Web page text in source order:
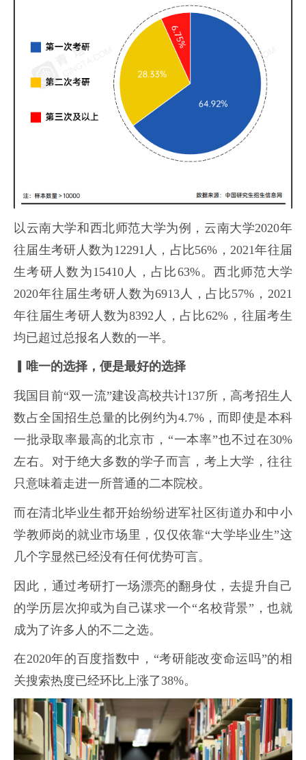
以云南大学和西北师范大学为例，云南大学2020年
往届生考研人数为12291人，占比56%，2021年往届
生考研人数为15410人，占比63%。西北师范大学
2020年往届生考研人数为6913人，占比57%，2021
年往届生考研人数为8392人，占比62%，往届考生
均已超过总报名人数的一半。
▎唯一的选择，便是最好的选择
我国目前“双一流”建设高校共计137所，高考招生人
数占全国招生总量的比例约为4.7%，而即使是本科
一批录取率最高的北京市，“一本率”也不过在30%
左右。对于绝大多数的学子而言，考上大学，往往
只意味着走进一所普通的二本院校。
而在清北毕业生都开始纷纷进军社区街道办和中小
学教师岗的就业市场里，仅仅依靠“大学毕业生”这
几个字显然已经没有任何优势可言。
因此，通过考研打一场漂亮的翻身仗，去提升自己
的学历层次抑或为自己谋求一个“名校背景”，也就
成为了许多人的不二之选。
在2020年的百度指数中，“考研能改变命运吗”的相
关搜索热度已经环比上涨了38%。